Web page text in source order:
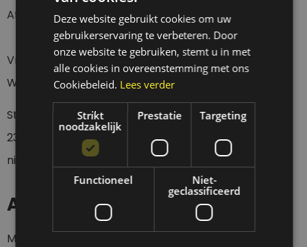
Afhalen Donderdag t/m Zaterdag tussen 12 en 18 uur.
Vragen over een verzending?
Wacht eerst 4 werkdagen geduldig af a.u.b.
Stuur een whatsapp of sms bericht op06-
23437536
wanneer je langs wil komen, want wij zijn
niet altijd aanwezig.
Account
Mijn account
Deze website gebruikt cookies om uw
gebruikerservaring te verbeteren. Door
onze website te gebruiken, stemt u in met
alle cookies in overeenstemming met ons
Cookiebeleid. Lees verder
Strikt
noodzakelijk
Prestatie Targeting
Functioneel
Niet-
geclassificeerd